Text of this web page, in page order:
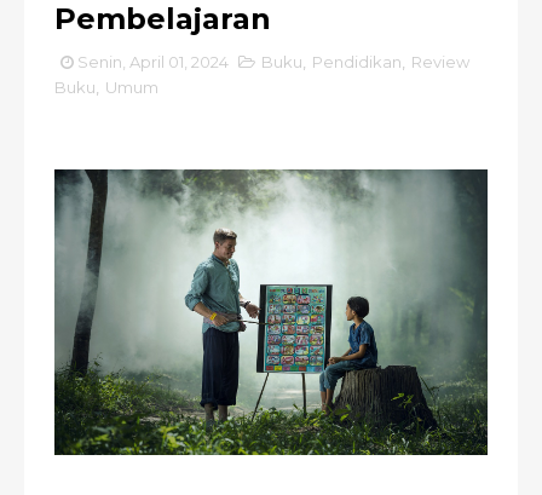
Pembelajaran
Senin, April 01, 2024 Buku Pendidikan
Review
Buku
Umum